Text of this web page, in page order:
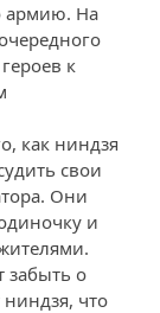
армию. На
к
как ниндзя
свои
Они
и
забыть о
что